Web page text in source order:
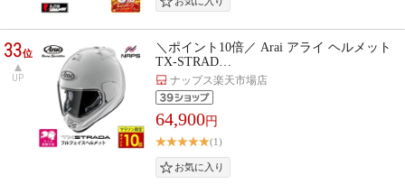
33位
UP
＼ポイント10倍／ Arai アライ ヘルメット
TX-STRAD…
ナップス楽天市場店
64,900円
(1)